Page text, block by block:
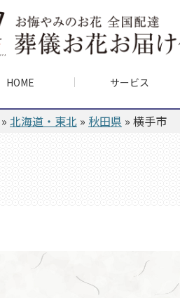
HOME サービス
» 北海道・東北 » 秋田県 » 横手市